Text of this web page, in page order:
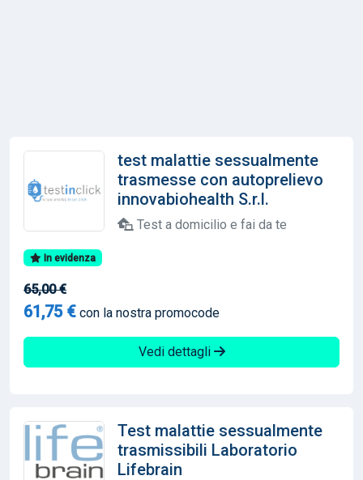
test malattie sessualmente
trasmesse con autoprelievo
innovabiohealth S.r.l.
Test a domicilio e fai da te
In evidenza
65,00 €
61,75 € con la nostra promocode
Vedi dettagli
Test malattie sessualmente
trasmissibili Laboratorio
Lifebrain